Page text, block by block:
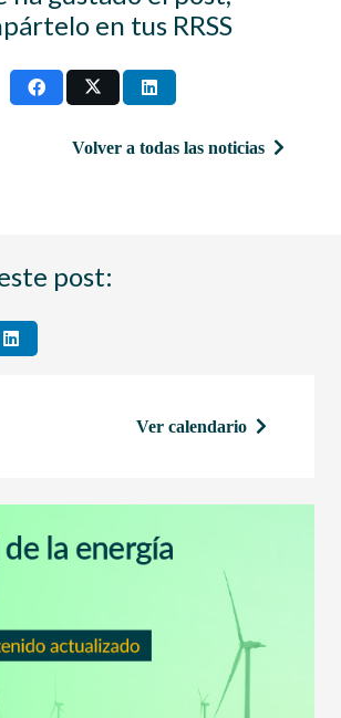
en tus RRSS
Volver a todas las noticias
post:
Ver calendario